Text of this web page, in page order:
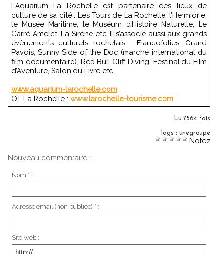
L’Aquarium La Rochelle est partenaire des lieux de
culture de sa cité : Les Tours de La Rochelle, l’Hermione,
le Musée Maritime, le Muséum d’Histoire Naturelle, Le
Carré Amelot, La Sirène etc. Il s’associe aussi aux grands
évènements culturels rochelais : Francofolies, Grand
Pavois, Sunny Side of the Doc (marché international du
film documentaire), Red Bull Cliff Diving, Festinal du Film
d’Aventure, Salon du Livre etc.
www.aquarium-larochelle.com
OT La Rochelle : www.larochelle-tourisme.com
Lu 7564 fois
Tags : unegroupe
Notez
Nouveau commentaire :
Nom * :
Adresse email (non publiée) * :
Site web :